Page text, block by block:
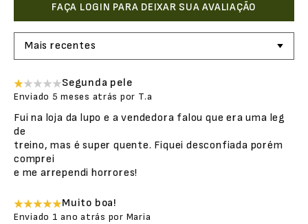
Mais recentes
Segunda pele
Enviado 5 meses atrás por T.a
Fui na loja da lupo e a vendedora falou que era uma leg
de
treino, mas é super quente. Fiquei desconfiada porém
comprei
e me arrependi horrores!
Muito boa!
Enviado 1 ano atrás por Maria